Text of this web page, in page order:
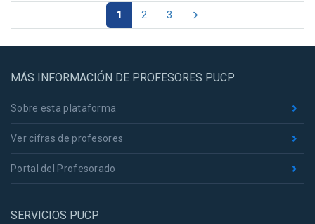
1 2 3
MÁS INFORMACIÓN DE PROFESORES PUCP
Sobre esta plataforma
Ver cifras de profesores
Portal del Profesorado
SERVICIOS PUCP